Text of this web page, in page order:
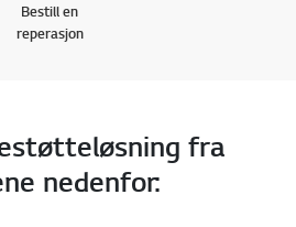
Bestill en
reperasjon
fra
nedenfor: